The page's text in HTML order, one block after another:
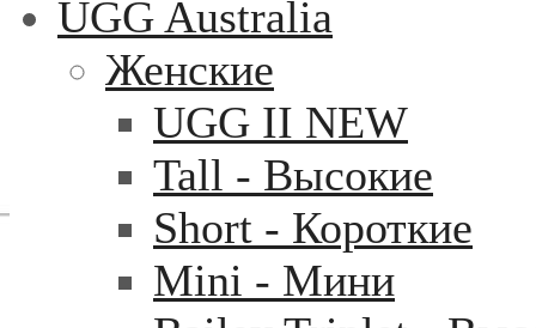
UGG Australia
Женские
UGG II NEW
Tall - Высокие
Short - Короткие
Mini - Mини